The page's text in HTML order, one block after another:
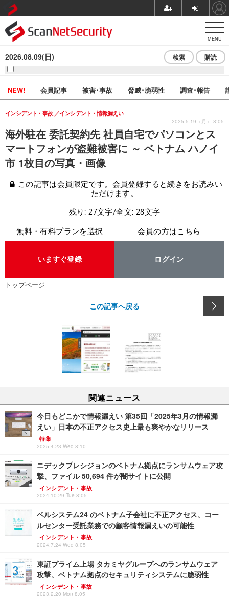
MENU
2026.08.09(日) 検索 購読
NEW! 会員記事 被害･事故 脅威･脆弱性 調査･報告
海外駐在 委託契約先 社員自宅でパソコンとス
マートフォンが盗難被害に ～ ベトナム ハノイ
市 1枚目の写真・画像
インシデント・事故 インシデント・情報漏えい
2025.5.19（月） 8:05
この記事は会員限定です。会員登録すると続きをお読みい
ただけます。
残り: 27文字/全文: 28文字
無料・有料プランを選択
いますぐ登録
会員の方はこちら
ログイン
トップページ
この記事へ戻る
関連ニュース
今日もどこかで情報漏えい 第35回「2025年3月の情報漏
えい」日本の不正アクセス史上最も爽やかなリリース
特集
2025.4.23 Wed 8:10
ニデックプレシジョンのベトナム拠点にランサムウェア攻
撃、ファイル 50,694 件が闇サイトに公開
インシデント・事故
2024.10.29 Tue 8:05
ベルシステム24 のベトナム子会社に不正アクセス、コー
ルセンター受託業務での顧客情報漏えいの可能性
インシデント・事故
2024.7.24 Wed 8:05
東証プライム上場 タカミヤグループへのランサムウェア
攻撃、ベトナム拠点のセキュリティシステムに脆弱性
インシデント・事故
2023.2.20 Mon 8:05